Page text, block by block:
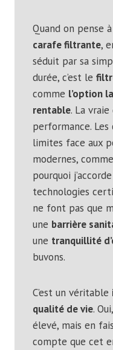
Quand on pense
carafe filtrante,
séduit par sa
durée, c’est le
comme l’option
rentable. La
performance.
limites face aux
modernes,
pourquoi
technologies
ne font pas que
une barrière
une tranquillité
buvons.
C’est un véritable
qualité de vie.
élevé, mais en
compte que cet